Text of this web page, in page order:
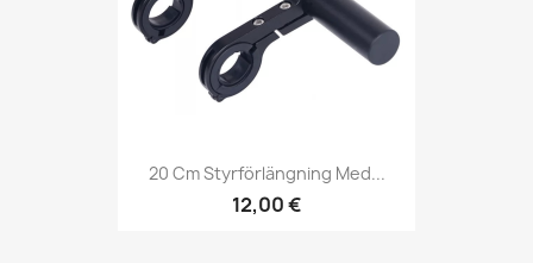
20 Cm Styrförlängning Med...
12,00 €